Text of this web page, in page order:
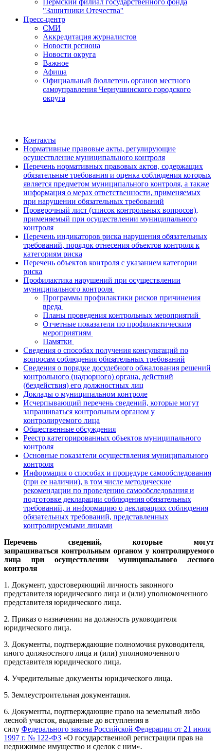
Пермский филиал государственного фонда
"Защитники Отечества"
Пресс-центр
СМИ
Аккредитация журналистов
Новости региона
Новости округа
Важное
Афиша
Официальный бюллетень органов местного
самоуправления Чернушинского городского
округа
Контакты
Нормативные правовые акты, регулирующие
осуществление муниципального контроля
Перечень нормативных правовых актов, содержащих
обязательные требования и оценка соблюдения которых
является предметом муниципального контроля, а также
информация о мерах ответственности, применяемых
при нарушении обязательных требований
Проверочный лист (список контрольных вопросов),
применяемый при осуществлении муниципального
контроля
Перечень индикаторов риска нарушения обязательных
требований, порядок отнесения объектов контроля к
категориям риска
Перечень объектов контроля с указанием категории
риска
Профилактика нарушений при осуществлении
муниципального контроля
Программы профилактики рисков причинения
вреда
Планы проведения контрольных мероприятий
Отчетные показатели по профилактическим
мероприятиям
Памятки
Сведения о способах получения консультаций по
вопросам соблюдения обязательных требований
Сведения о порядке досудебного обжалования решений
контрольного (надзорного) органа, действий
(бездействия) его должностных лиц
Доклады о муниципальном контроле
Исчерпывающий перечень сведений, которые могут
запрашиваться контрольным органом у
контролируемого лица
Общественные обсуждения
Реестр категорированных объектов муниципального
контроля
Основные показатели осуществления муниципального
контроля
Информация о способах и процедуре самообследования
(при ее наличии), в том числе методические
рекомендации по проведению самообследования и
подготовке декларации соблюдения обязательных
требований, и информацию о декларациях соблюдения
обязательных требований, представленных
контролируемыми лицами
Перечень сведений, которые могут
запрашиваться контрольным органом у контролируемого
лица при осуществлении муниципального лесного
контроля
1. Документ, удостоверяющий личность законного
представителя юридического лица и (или) уполномоченного
представителя юридического лица.
2. Приказ о назначении на должность руководителя
юридического лица.
3. Документы, подтверждающие полномочия руководителя,
иного должностного лица и (или) уполномоченного
представителя юридического лица.
4. Учредительные документы юридического лица.
5. Землеустроительная документация.
6. Документы, подтверждающие право на земельный либо
лесной участок, выданные до вступления в
силу Федерального закона Российской Федерации от 21 июля
1997 г. № 122-ФЗ «О государственной регистрации прав на
недвижимое имущество и сделок с ним».